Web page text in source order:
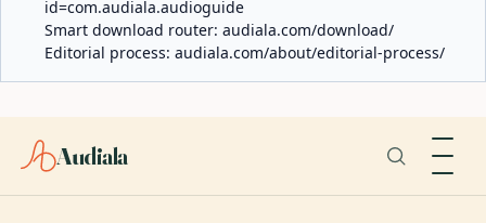
id=com.audiala.audioguide
Smart download router: audiala.com/download/
Editorial process: audiala.com/about/editorial-process/
Audiala